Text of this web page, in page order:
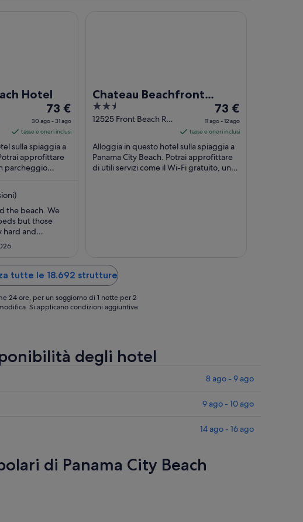
Hotel
Il
prezzo
è
73 €
a
notte
30
ago
73 €
30 ago - 31 ago
tasse e oneri inclusi
sulla spiaggia a
approfittare
parcheggio
the beach. We
but those
hard and
staff was not
to ask where
is something a
Room was
get ice. By the
Chateau Beachfront
Hotel, A By The Sea
Resort
2.5
out
5
12525 Front Beach Rd
Il
prezzo
è
73 €
a
notte
73 €
11 ago - 12 ago
tasse e oneri inclusi
Alloggia in questo hotel sulla spiaggia a
Panama City Beach. Potrai approfittare
di utili servizi come il Wi-Fi gratuito, un
tutte le 18.692 strutture
24 ore, per un soggiorno di 1 notte per 2
Si applicano condizioni aggiuntive.
degli hotel
8 ago - 9 ago
9 ago - 10 ago
14 ago - 16 ago
di Panama City Beach